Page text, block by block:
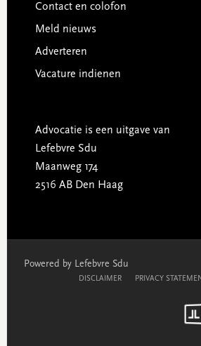
Contact en colofon
Meld nieuws
Adverteren
Vacature indienen
Advocatie is een uitgave van
Lefebvre Sdu
Maanweg 174
2516 AB Den Haag
Powered by Lefebvre Sdu
DISCLAIMER PRIVACY